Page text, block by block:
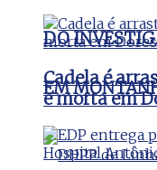
DO
EM
Cadela é
e morta em